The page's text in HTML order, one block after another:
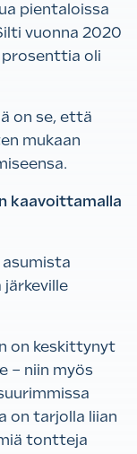
pientaloissa
vuonna 2020
prosenttia oli
on se, että
mukaan
kaavoittamalla
on keskittynyt
– niin myös
on tarjolla liian
tontteja